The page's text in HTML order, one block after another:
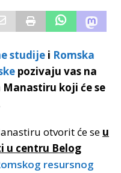
studije i Romska
pozivaju vas na
koji će se
otvorit će se u
u centru Belog
resursnog